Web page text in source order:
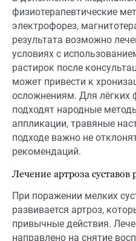
физиотерапевтические
электрофорез,
результата возможно
условиях с
растирок после
может привести к
осложнениям. Для лёгких
подходят народные
аппликации, травяные
подходе важно не
рекомендаций.
Лечение артроза суставов
При поражении мелких
развивается артроз,
привычные действия.
направлено на снятие